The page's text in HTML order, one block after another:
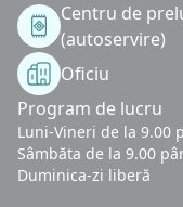
Centru de
(autoservire)
Oficiu
Program de lucru
Luni-Vineri de la 9.00
Sâmbăta de la 9.00
Duminica-zi liberă